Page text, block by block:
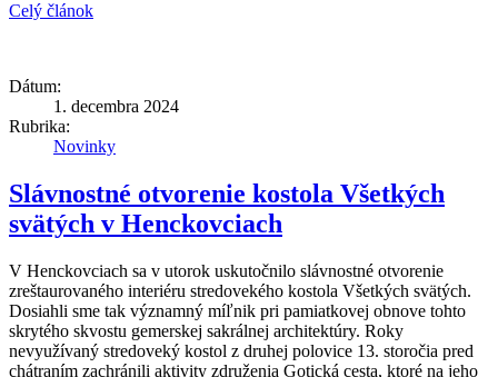
Celý článok
Dátum:
1. decembra 2024
Rubrika:
Novinky
Slávnostné otvorenie kostola Všetkých
svätých v Henckovciach
V Henckovciach sa v utorok uskutočnilo slávnostné otvorenie
zreštaurovaného interiéru stredovekého kostola Všetkých svätých.
Dosiahli sme tak významný míľnik pri pamiatkovej obnove tohto
skrytého skvostu gemerskej sakrálnej architektúry. Roky
nevyužívaný stredoveký kostol z druhej polovice 13. storočia pred
chátraním zachránili aktivity združenia Gotická cesta, ktoré na jeho